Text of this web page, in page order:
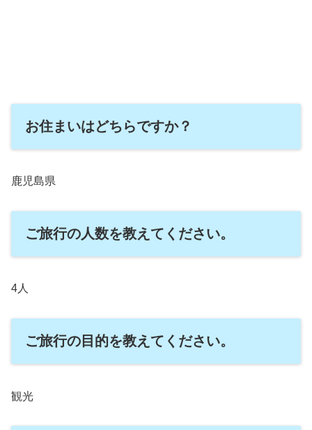
お住まいはどちらですか？
鹿児島県
ご旅行の人数を教えてください。
4人
ご旅行の目的を教えてください。
観光